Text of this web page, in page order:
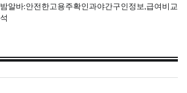
알바:안전한고용주확인과야간구인정보,급여비교